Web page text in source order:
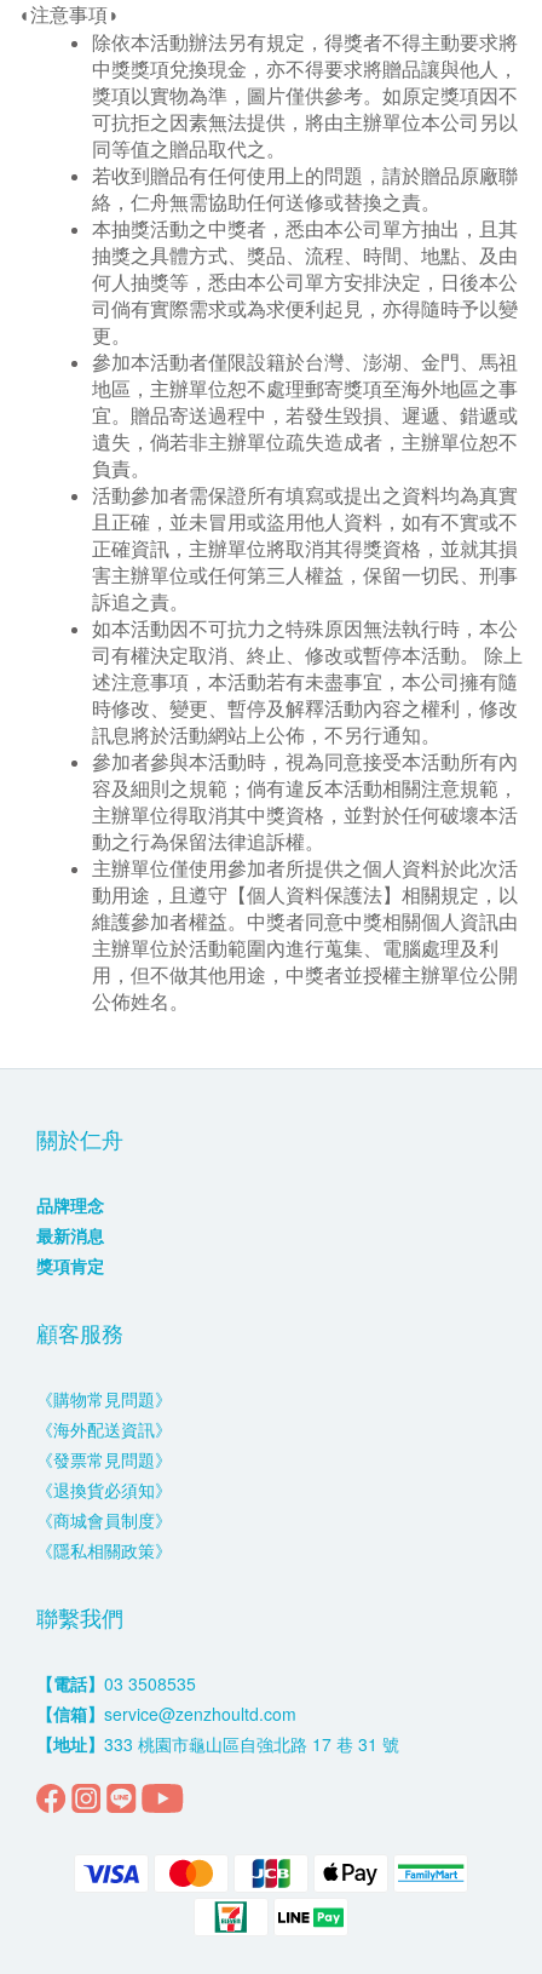
◖注意事項◗
除依本活動辦法另有規定，得獎者不得主動要求將
中獎獎項兌換現金，亦不得要求將贈品讓與他人，
獎項以實物為準，圖片僅供參考。如原定獎項因不
可抗拒之因素無法提供，將由主辦單位本公司另以
同等值之贈品取代之。
若收到贈品有任何使用上的問題，請於贈品原廠聯
絡，仁舟無需協助任何送修或替換之責。
本抽獎活動之中獎者，悉由本公司單方抽出，且其
抽獎之具體方式、獎品、流程、時間、地點、及由
何人抽獎等，悉由本公司單方安排決定，日後本公
司倘有實際需求或為求便利起見，亦得隨時予以變
更。
參加本活動者僅限設籍於台灣、澎湖、金門、馬祖
地區，主辦單位恕不處理郵寄獎項至海外地區之事
宜。贈品寄送過程中，若發生毀損、遲遞、錯遞或
遺失，倘若非主辦單位疏失造成者，主辦單位恕不
負責。
活動參加者需保證所有填寫或提出之資料均為真實
且正確，並未冒用或盜用他人資料，如有不實或不
正確資訊，主辦單位將取消其得獎資格，並就其損
害主辦單位或任何第三人權益，保留一切民、刑事
訴追之責。
如本活動因不可抗力之特殊原因無法執行時，本公
司有權決定取消、終止、修改或暫停本活動。 除上
述注意事項，本活動若有未盡事宜，本公司擁有隨
時修改、變更、暫停及解釋活動內容之權利，修改
訊息將於活動網站上公佈，不另行通知。
參加者參與本活動時，視為同意接受本活動所有內
容及細則之規範；倘有違反本活動相關注意規範，
主辦單位得取消其中獎資格，並對於任何破壞本活
動之行為保留法律追訴權。
主辦單位僅使用參加者所提供之個人資料於此次活
動用途，且遵守【個人資料保護法】相關規定，以
維護參加者權益。中獎者同意中獎相關個人資訊由
主辦單位於活動範圍內進行蒐集、電腦處理及利
用，但不做其他用途，中獎者並授權主辦單位公開
公佈姓名。
關於仁舟
品牌理念
最新消息
獎項肯定
顧客服務
《購物常見問題》
《海外配送資訊》
《發票常見問題》
《退換貨必須知》
《商城會員制度》
《隱私相關政策》
聯繫我們
【電話】 03 3508535
【信箱】 service@zenzhoultd.com
【地址】 333 桃園市龜山區自強北路 17 巷 31 號